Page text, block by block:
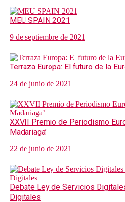
MEU SPAIN 2021
9 de septiembre de 2021
Terraza Europa: El futuro de la
24 de junio de 2021
XXVII Premio de Periodismo
Madariaga’
22 de junio de 2021
Debate Ley de Servicios
Digitales